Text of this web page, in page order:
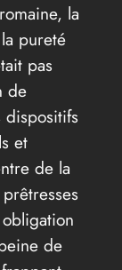
la
pureté
pas
de
dispositifs
et
de la
de